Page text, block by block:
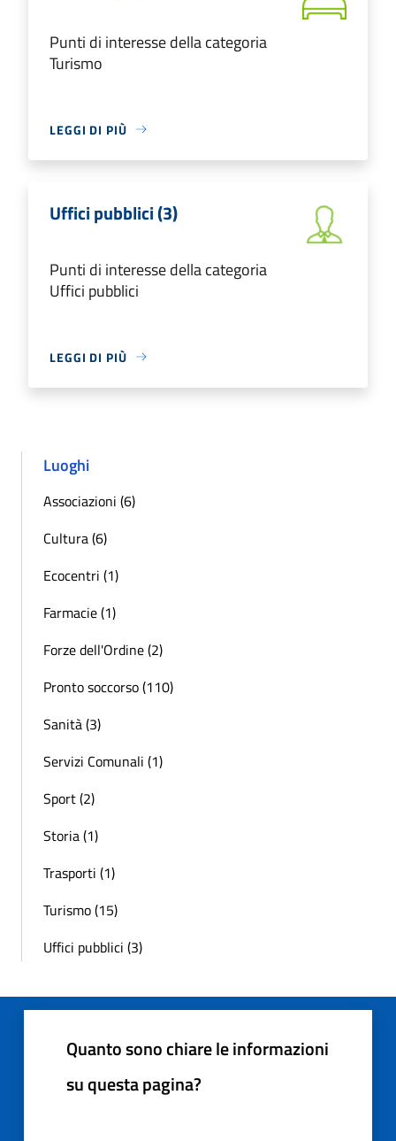
Punti di interesse della categoria
Turismo
LEGGI DI PIÙ
Uffici pubblici (3)
Punti di interesse della categoria
Uffici pubblici
LEGGI DI PIÙ
Luoghi
Associazioni (6)
Cultura (6)
Ecocentri (1)
Farmacie (1)
Forze dell'Ordine (2)
Pronto soccorso (110)
Sanità (3)
Servizi Comunali (1)
Sport (2)
Storia (1)
Trasporti (1)
Turismo (15)
Uffici pubblici (3)
Quanto sono chiare le informazioni
su questa pagina?